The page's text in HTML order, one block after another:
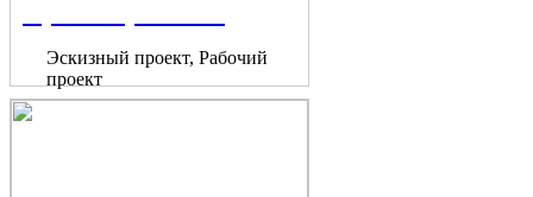
Эскизный проект, Рабочий
проект